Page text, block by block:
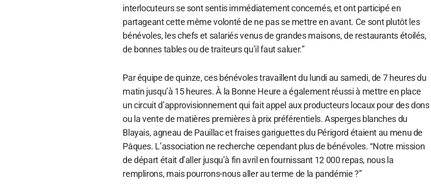
interlocuteurs se sont sentis immédiatement concernés, et ont participé en
partageant cette même volonté de ne pas se mettre en avant. Ce sont plutôt les
bénévoles, les chefs et salariés venus de grandes maisons, de restaurants étoilés,
de bonnes tables ou de traiteurs qu’il faut saluer.”
Par équipe de quinze, ces bénévoles travaillent du lundi au samedi, de 7 heures du
matin jusqu’à 15 heures. À la Bonne Heure a également réussi à mettre en place
un circuit d’approvisionnement qui fait appel aux producteurs locaux pour des dons
ou la vente de matières premières à prix préférentiels. Asperges blanches du
Blayais, agneau de Pauillac et fraises gariguettes du Périgord étaient au menu de
Pâques. L’association ne recherche cependant plus de bénévoles. “Notre mission
de départ était d’aller jusqu’à fin avril en fournissant 12 000 repas, nous la
remplirons, mais pourrons-nous aller au terme de la pandémie ?”